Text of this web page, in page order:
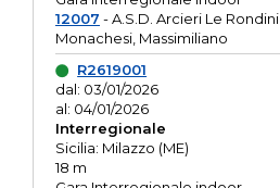
12007 - A.S.D. Arcieri Le Rondini
Monachesi, Massimiliano
R2619001
dal: 03/01/2026
al: 04/01/2026
Interregionale
Sicilia: Milazzo (ME)
18 m